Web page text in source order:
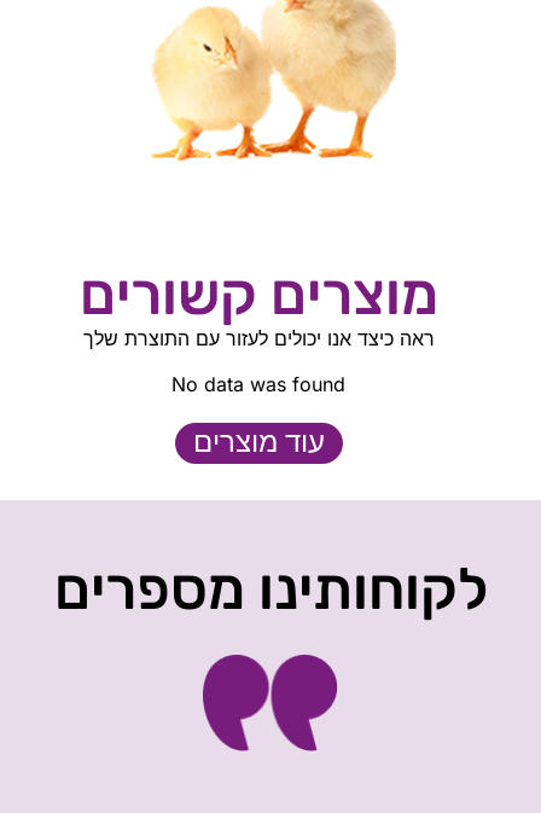
מוצרים קשורים
ראה כיצד אנו יכולים לעזור עם התוצרת שלך
No data was found
עוד מוצרים
לקוחותינו מספרים